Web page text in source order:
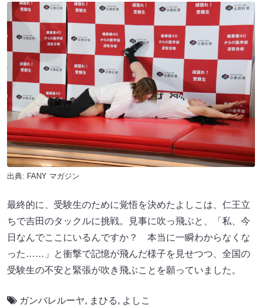
出典: FANY マガジン
最終的に、受験生のために覚悟を決めたよしこは、仁王立
ちで吉田のタックルに挑戦。見事に吹っ飛ぶと、「私、今
日なんでここにいるんですか？ 本当に一瞬わからなくな
った……」と衝撃で記憶が飛んだ様子を見せつつ、全国の
受験生の不安と緊張が吹き飛ぶことを願っていました。
ガンバレルーヤ, まひる, よしこ